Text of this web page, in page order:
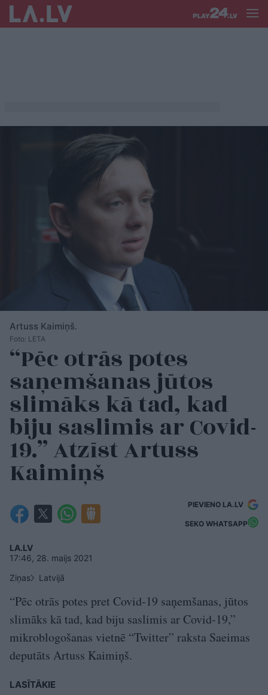
Artuss Kaimiņš.
Foto: LETA
“Pēc otrās potes
saņemšanas jūtos
slimāks kā tad, kad
biju saslimis ar Covid-
19.” Atzīst Artuss
Kaimiņš
PIEVIENO LA.LV
SEKO WHATSAPP
LA.LV
17:46, 28. maijs 2021
Ziņas
Latvijā
“Pēc otrās potes pret Covid-19 saņemšanas, jūtos
slimāks kā tad, kad biju saslimis ar Covid-19,”
mikroblogošanas vietnē “Twitter” raksta Saeimas
deputāts Artuss Kaimiņš.
LASĪTĀKIE